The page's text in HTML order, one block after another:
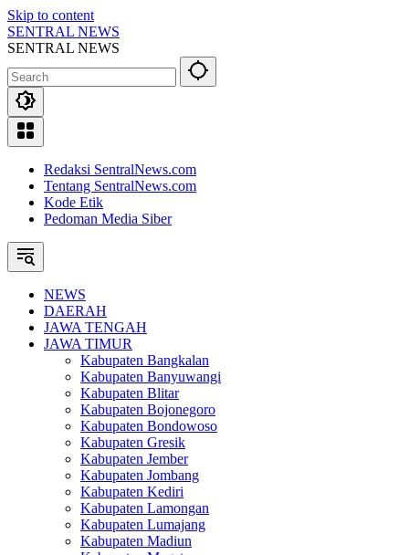
Skip to content
SENTRAL NEWS
SENTRAL NEWS
Redaksi SentralNews.com
Tentang SentralNews.com
Kode Etik
Pedoman Media Siber
NEWS
DAERAH
JAWA TENGAH
JAWA TIMUR
Kabupaten Bangkalan
Kabupaten Banyuwangi
Kabupaten Blitar
Kabupaten Bojonegoro
Kabupaten Bondowoso
Kabupaten Gresik
Kabupaten Jember
Kabupaten Jombang
Kabupaten Kediri
Kabupaten Lamongan
Kabupaten Lumajang
Kabupaten Madiun